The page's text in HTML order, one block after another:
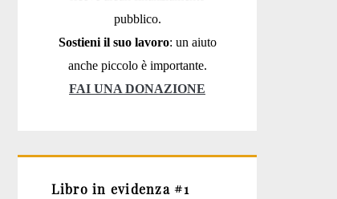
pubblico.
Sostieni il suo lavoro: un aiuto
anche piccolo è importante.
FAI UNA DONAZIONE
Libro in evidenza #1